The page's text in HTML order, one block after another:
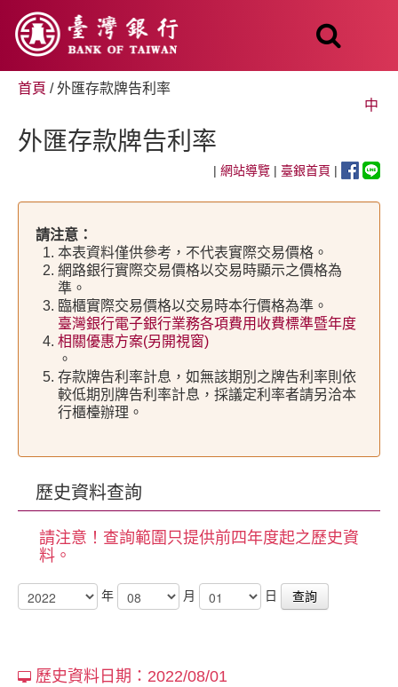
跳
至
主
要
內
容
中
首頁 / 外匯存款牌告利率
外匯存款牌告利率
| 網站導覽 | 臺銀首頁 |
請注意：
本表資料僅供參考，不代表實際交易價格。
網路銀行實際交易價格以交易時顯示之價格為
準。
臨櫃實際交易價格以交易時本行價格為準。
臺灣銀行電子銀行業務各項費用收費標準暨年度
相關優惠方案(另開視窗)
。
存款牌告利率計息，如無該期別之牌告利率則依
較低期別牌告利率計息，採議定利率者請另洽本
行櫃檯辦理。
歷史資料查詢
請注意！查詢範圍只提供前四年度起之歷史資
料。
年 月 日 查詢
歷史資料日期：2022/08/01